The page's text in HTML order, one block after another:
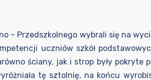
– Przedszkolnego wybrali się na
uczniów szkół
ściany, jak i strop były pokryte
tę sztolnię, na końcu